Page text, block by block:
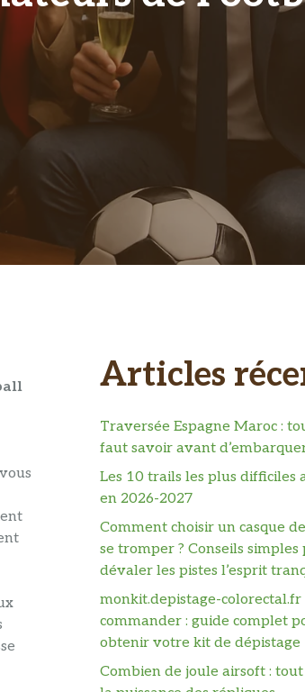
Articles
Traversée Espagne Maroc :
faut savoir avant
Les 10 trails les plus difficiles
en 2026-2027
Comment choisir un casque
se tromper ? Conseils simples
dévaler les pistes l’esprit
monkit.depistage-colorectal.fr
commander : guide complet
obtenir votre kit de dépistage
Combien de joule airsoft :